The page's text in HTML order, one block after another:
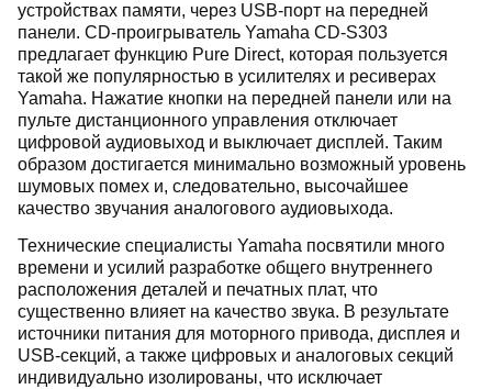
устройствах памяти, через USB-порт на передней
панели. CD-проигрыватель Yamaha CD-S303
предлагает функцию Pure Direct, которая пользуется
такой же популярностью в усилителях и ресиверах
Yamaha. Нажатие кнопки на передней панели или на
пульте дистанционного управления отключает
цифровой аудиовыход и выключает дисплей. Таким
образом достигается минимально возможный уровень
шумовых помех и, следовательно, высочайшее
качество звучания аналогового аудиовыхода.
Технические специалисты Yamaha посвятили много
времени и усилий разработке общего внутреннего
расположения деталей и печатных плат, что
существенно влияет на качество звука. В результате
источники питания для моторного привода, дисплея и
USB-секций, а также цифровых и аналоговых секций
индивидуально изолированы, что исключает